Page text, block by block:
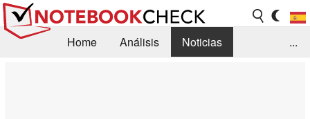
Home Análisis
Noticias
...